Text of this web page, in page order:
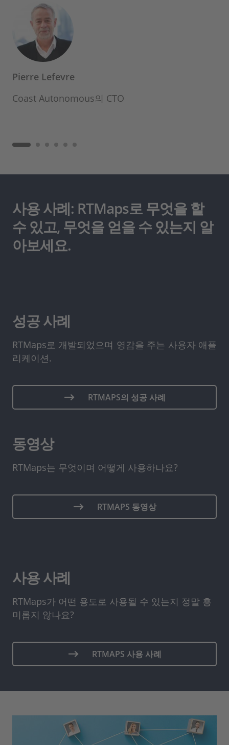
Pierre Lefevre
Coast Autonomous의 CTO
사용 사례: RTMaps로 무엇을 할
수 있고, 무엇을 얻을 수 있는지 알
아보세요.
성공 사례
RTMaps로 개발되었으며 영감을 주는 사용자 애플
리케이션.
RTMAPS의 성공 사례
동영상
RTMaps는 무엇이며 어떻게 사용하나요?
RTMAPS 동영상
사용 사례
RTMaps가 어떤 용도로 사용될 수 있는지 정말 흥
미롭지 않나요?
RTMAPS 사용 사례